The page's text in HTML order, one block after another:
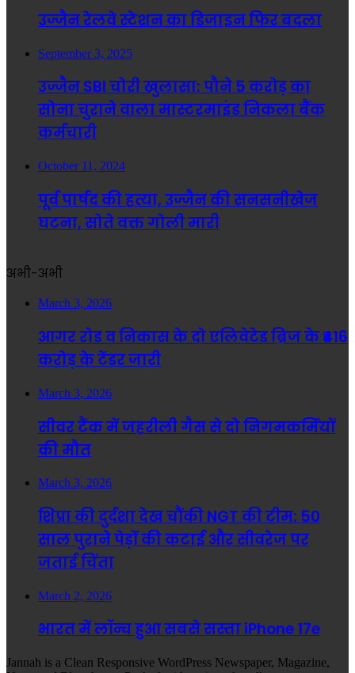
उज्जैन रेलवे स्टेशन का डिजाइन फिर बदला
September 3, 2025
उज्जैन SBI चोरी खुलासा: पौने 5 करोड़ का
सोना चुराने वाला मास्टरमाइंड निकला बैंक
कर्मचारी
October 11, 2024
पूर्व पार्षद की हत्या, उज्जैन की सनसनीखेज
घटना, सोते वक्त गोली मारी
अभी-अभी
March 3, 2026
आगर रोड व निकास के दो एलिवेटेड ब्रिज के ₹416
करोड़ के टेंडर जारी
March 3, 2026
सीवर टैंक में जहरीली गैस से दो निगमकर्मियों
की मौत
March 3, 2026
शिप्रा की दुर्दशा देख चौंकी NGT की टीम: 50
साल पुराने पेड़ों की कटाई और सीवरेज पर
जताई चिंता
March 2, 2026
भारत में लॉन्च हुआ सबसे सस्ता iPhone 17e
Jannah is a Clean Responsive WordPress Newspaper, Magazine,